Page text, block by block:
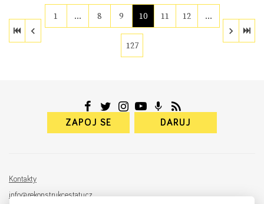
1 … 8 9 10 11 12 …
127
ZAPOJ SE DARUJ
Kontakty
info@rekonstrukcestatu.cz